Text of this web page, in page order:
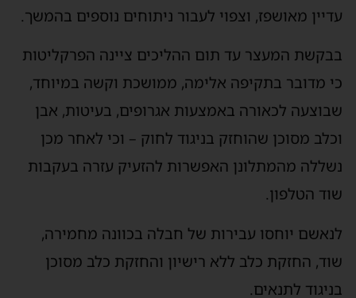
עדיין מאושפז, וצפוי לעבור ניתוחים נוספים בהמשך.
בבקשת המעצר עד תום ההליכים ציינה הפרקליטות
כי מדובר בתקיפה אלימה, ממושכת וקשה במיוחד,
שבוצעה לכאורה באמצעות אגרופים, בעיטות, אבן
וכלב מסוכן שהוחזק בניגוד לחוק – וכי לאחר מכן
נשללה מהמתלונן האפשרות להזעיק עזרה בעקבות
שוד הטלפון.
לנאשם יוחסו עבירות של חבלה בכוונה מחמירה,
שוד, החזקת כלב ללא רישיון והחזקת כלב מסוכן
בניגוד לתנאים.